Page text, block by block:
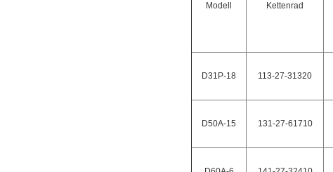
Modell Kettenrad
D31P-18 113-27-31320
D50A-15 131-27-61710